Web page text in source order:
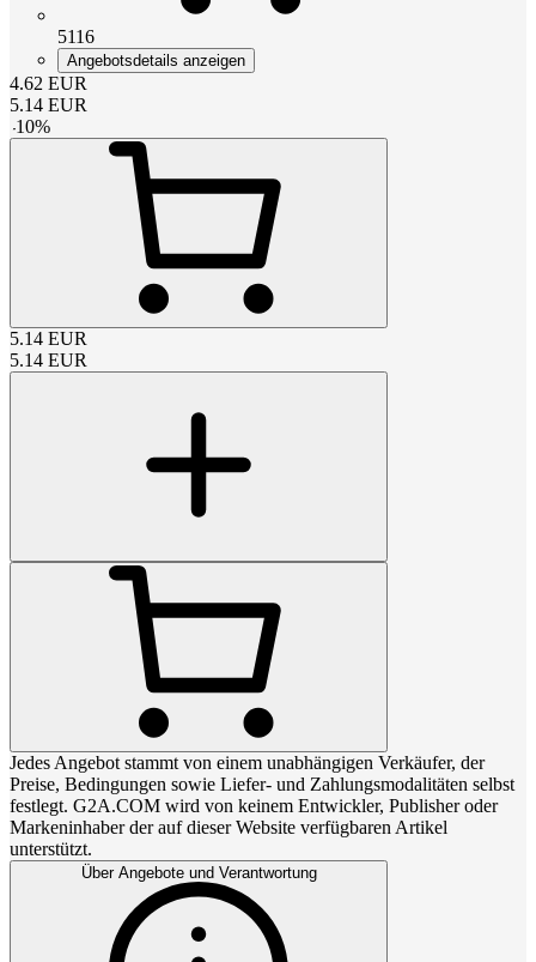
5116
Angebotsdetails anzeigen
4.62 EUR
5.14 EUR
-10%
5.14 EUR
5.14 EUR
Jedes Angebot stammt von einem unabhängigen Verkäufer, der
Preise, Bedingungen sowie Liefer- und Zahlungsmodalitäten selbst
festlegt. G2A.COM wird von keinem Entwickler, Publisher oder
Markeninhaber der auf dieser Website verfügbaren Artikel
unterstützt.
Über Angebote und Verantwortung